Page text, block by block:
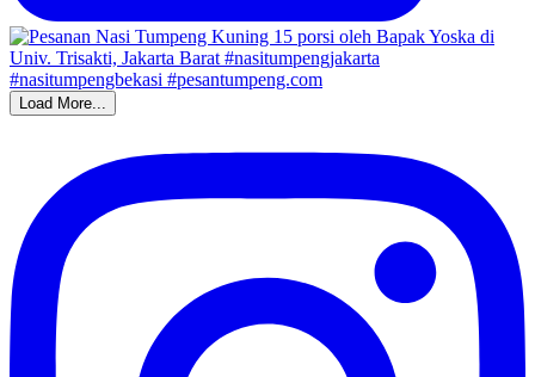
Load More...